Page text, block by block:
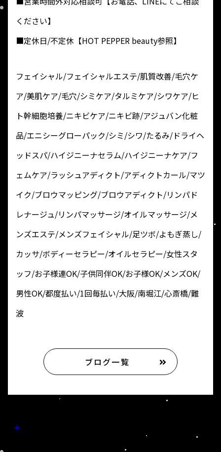
ください】
■定休日/不定休【HOT PEPPER beauty参照】
フェイシャル/フェイシャルエステ/肌質改善/毛穴ケ
ア/美肌ケア/毛穴/シミケア/タルミケア/シワケア/ヒ
ト幹細胞培養/ニキビケア/ニキビ跡/アジュバン化粧
品/エニシーグローパック/シミ/シワ/たるみ/ドライヘ
ッドスパ/ハイジニーナセラム/ハイジニーナケア/フ
ェムケア/ラッシュアディクト/アディクトカール/マツ
イク/ブロウマッピング/ブロウアディクト/リンパド
レナージュ/リンパマッサージ/オイルマッサージ/メ
ンズエステ/メンズフェイシャル/足ツボ/よもぎ蒸し/
カッサ/ボディーセラピー/オイルセラピー/女性スタ
ッフ/お子様連OK/子供同伴OK/お子様OK/メンズOK/
男性OK/都度払い/1回毎払い/大阪/南堀江/心斎橋/難
波
ブログ一覧